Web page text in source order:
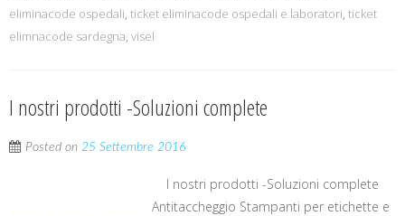
eliminacode ospedali, ticket eliminacode ospedali e laboratori, ticket
elimnacode sardegna, visel
I nostri prodotti -Soluzioni complete
Posted on 25 Settembre 2016
I nostri prodotti -Soluzioni complete
Antitaccheggio Stampanti per etichette e